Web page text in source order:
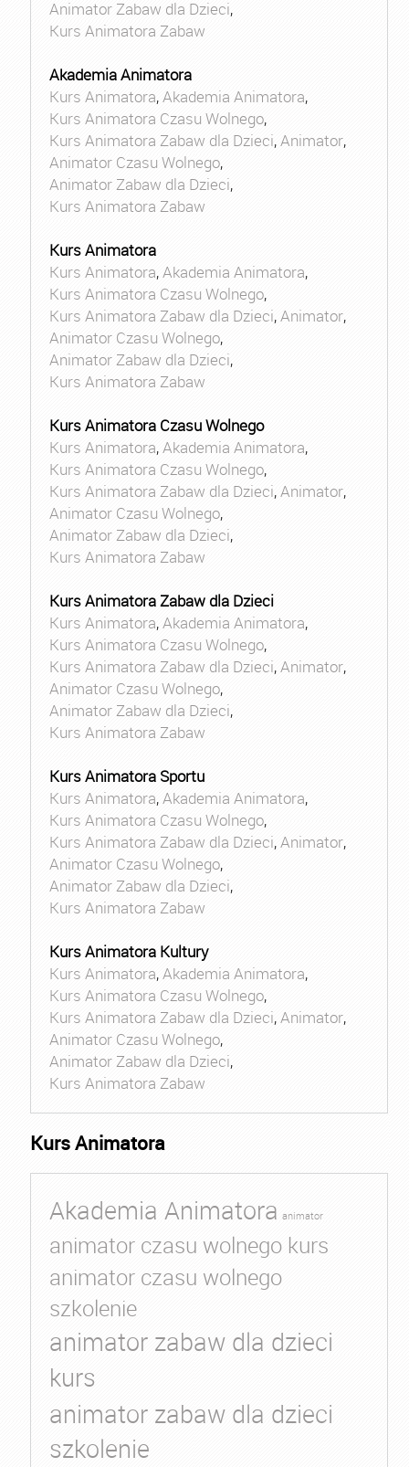
Animator Zabaw dla Dzieci,
Kurs Animatora Zabaw
Akademia Animatora
Kurs Animatora,Akademia Animatora,
Kurs Animatora Czasu Wolnego,
Kurs Animatora Zabaw dla Dzieci,Animator,
Animator Czasu Wolnego,
Animator Zabaw dla Dzieci,
Kurs Animatora Zabaw
Kurs Animatora
Kurs Animatora,Akademia Animatora,
Kurs Animatora Czasu Wolnego,
Kurs Animatora Zabaw dla Dzieci,Animator,
Animator Czasu Wolnego,
Animator Zabaw dla Dzieci,
Kurs Animatora Zabaw
Kurs Animatora Czasu Wolnego
Kurs Animatora,Akademia Animatora,
Kurs Animatora Czasu Wolnego,
Kurs Animatora Zabaw dla Dzieci,Animator,
Animator Czasu Wolnego,
Animator Zabaw dla Dzieci,
Kurs Animatora Zabaw
Kurs Animatora Zabaw dla Dzieci
Kurs Animatora,Akademia Animatora,
Kurs Animatora Czasu Wolnego,
Kurs Animatora Zabaw dla Dzieci,Animator,
Animator Czasu Wolnego,
Animator Zabaw dla Dzieci,
Kurs Animatora Zabaw
Kurs Animatora Sportu
Kurs Animatora,Akademia Animatora,
Kurs Animatora Czasu Wolnego,
Kurs Animatora Zabaw dla Dzieci,Animator,
Animator Czasu Wolnego,
Animator Zabaw dla Dzieci,
Kurs Animatora Zabaw
Kurs Animatora Kultury
Kurs Animatora,Akademia Animatora,
Kurs Animatora Czasu Wolnego,
Kurs Animatora Zabaw dla Dzieci,Animator,
Animator Czasu Wolnego,
Animator Zabaw dla Dzieci,
Kurs Animatora Zabaw
Kurs Animatora
Akademia Animatora animator
animator czasu wolnego kurs
animator czasu wolnego
szkolenie
animator zabaw dla dzieci
kurs
animator zabaw dla dzieci
szkolenie